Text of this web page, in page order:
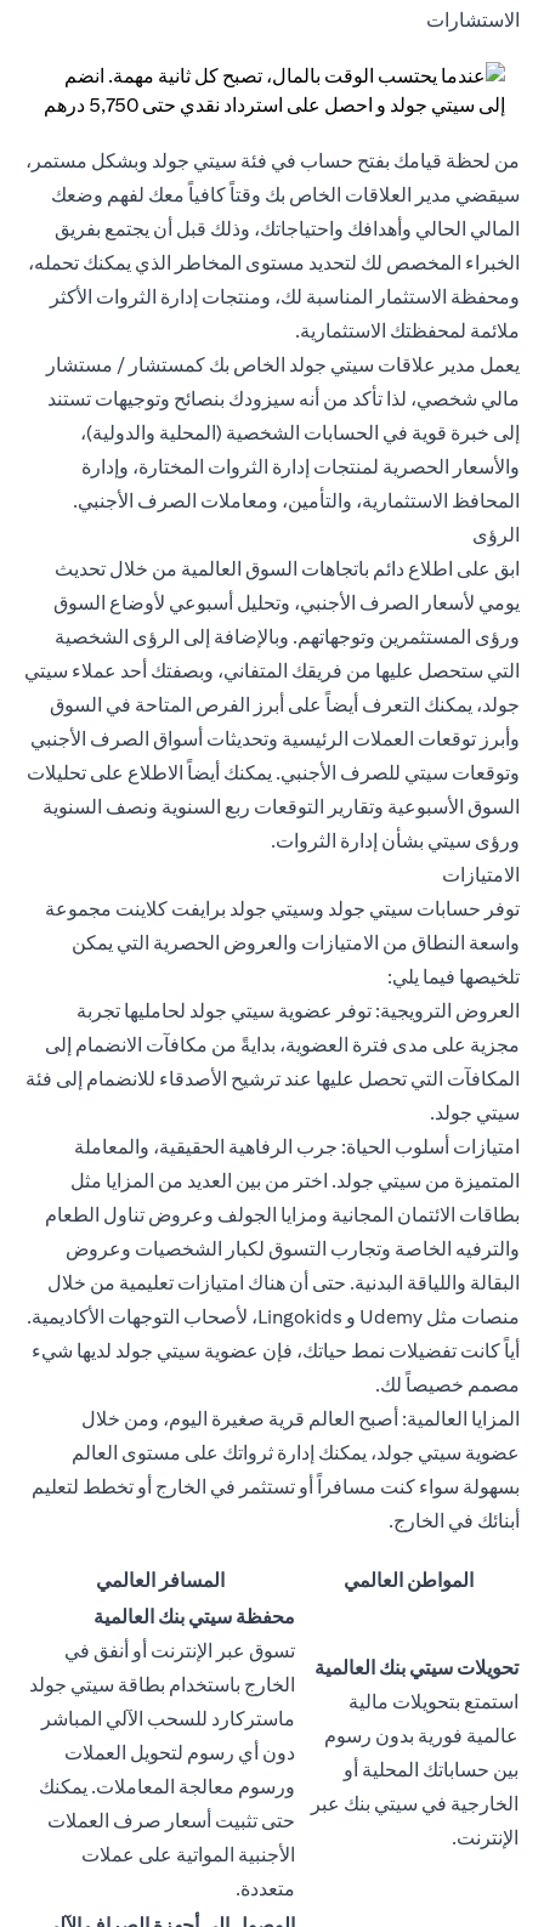
الاستشارات
من لحظة قيامك بفتح حساب في فئة سيتي جولد وبشكل مستمر،
سيقضي مدير العلاقات الخاص بك وقتاً كافياً معك لفهم وضعك
المالي الحالي وأهدافك واحتياجاتك، وذلك قبل أن يجتمع بفريق
الخبراء المخصص لك لتحديد مستوى المخاطر الذي يمكنك تحمله،
ومحفظة الاستثمار المناسبة لك، ومنتجات إدارة الثروات الأكثر
ملائمة لمحفظتك الاستثمارية.
يعمل مدير علاقات سيتي جولد الخاص بك كمستشار / مستشار
مالي شخصي، لذا تأكد من أنه سيزودك بنصائح وتوجيهات تستند
إلى خبرة قوية في الحسابات الشخصية (المحلية والدولية)،
والأسعار الحصرية لمنتجات إدارة الثروات المختارة، وإدارة
المحافظ الاستثمارية، والتأمين، ومعاملات الصرف الأجنبي.
الرؤى
ابق على اطلاع دائم باتجاهات السوق العالمية من خلال تحديث
يومي لأسعار الصرف الأجنبي، وتحليل أسبوعي لأوضاع السوق
ورؤى المستثمرين وتوجهاتهم. وبالإضافة إلى الرؤى الشخصية
التي ستحصل عليها من فريقك المتفاني، وبصفتك أحد عملاء سيتي
جولد، يمكنك التعرف أيضاً على أبرز الفرص المتاحة في السوق
وأبرز توقعات العملات الرئيسية وتحديثات أسواق الصرف الأجنبي
وتوقعات سيتي للصرف الأجنبي. يمكنك أيضاً الاطلاع على تحليلات
السوق الأسبوعية وتقارير التوقعات ربع السنوية ونصف السنوية
ورؤى سيتي بشأن إدارة الثروات.
الامتيازات
توفر حسابات سيتي جولد وسيتي جولد برايفت كلاينت مجموعة
واسعة النطاق من الامتيازات والعروض الحصرية التي يمكن
تلخيصها فيما يلي:
العروض الترويجية: توفر عضوية سيتي جولد لحامليها تجربة
مجزية على مدى فترة العضوية، بدايةً من مكافآت الانضمام إلى
المكافآت التي تحصل عليها عند ترشيح الأصدقاء للانضمام إلى فئة
سيتي جولد.
امتيازات أسلوب الحياة: جرب الرفاهية الحقيقية، والمعاملة
المتميزة من سيتي جولد. اختر من بين العديد من المزايا مثل
بطاقات الائتمان المجانية ومزايا الجولف وعروض تناول الطعام
والترفيه الخاصة وتجارب التسوق لكبار الشخصيات وعروض
البقالة واللياقة البدنية. حتى أن هناك امتيازات تعليمية من خلال
منصات مثل Udemy و Lingokids، لأصحاب التوجهات الأكاديمية.
أياً كانت تفضيلات نمط حياتك، فإن عضوية سيتي جولد لديها شيء
مصمم خصيصاً لك.
المزايا العالمية: أصبح العالم قرية صغيرة اليوم، ومن خلال
عضوية سيتي جولد، يمكنك إدارة ثرواتك على مستوى العالم
بسهولة سواء كنت مسافراً أو تستثمر في الخارج أو تخطط لتعليم
أبنائك في الخارج.
المواطن العالمي المسافر العالمي
تحويلات سيتي بنك العالمية
استمتع بتحويلات مالية
عالمية فورية بدون رسوم
بين حساباتك المحلية أو
الخارجية في سيتي بنك عبر
الإنترنت.
محفظة سيتي بنك العالمية
تسوق عبر الإنترنت أو أنفق في
الخارج باستخدام بطاقة سيتي جولد
ماستركارد للسحب الآلي المباشر
دون أي رسوم لتحويل العملات
ورسوم معالجة المعاملات. يمكنك
حتى تثبيت أسعار صرف العملات
الأجنبية المواتية على عملات
متعددة.